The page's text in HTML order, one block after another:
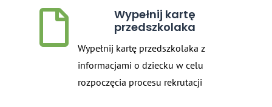

Wypełnij kartę
przedszkolaka
Wypełnij kartę przedszkolaka z
informacjami o dziecku w celu
rozpoczęcia procesu rekrutacji